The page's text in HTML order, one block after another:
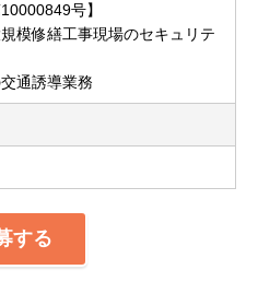
号】
模修繕工事現場のセキュリテ
通誘導業務
する